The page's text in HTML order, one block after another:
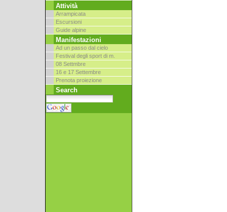
Attività
Arrampicata
Escursioni
Guide alpine
Manifestazioni
Ad un passo dal cielo
Festival degli sport di m.
08 Settmbre
16 e 17 Settembre
Prenota proiezione
Search